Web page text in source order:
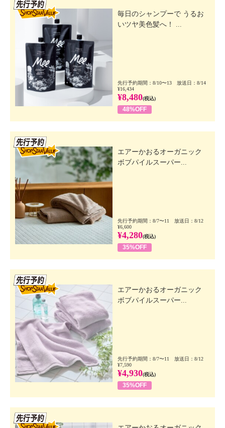
毎日のシャンプーで うるお
いツヤ美色髪へ！ ...
先行予約期間：8/10〜13 放送日：8/14
¥16,434
¥8,480(税込)
48%OFF
エアーかおるオーガニック
ボブパイルスーパー...
先行予約期間：8/7〜11 放送日：8/12
¥6,600
¥4,280(税込)
35%OFF
エアーかおるオーガニック
ボブパイルスーパー...
先行予約期間：8/7〜11 放送日：8/12
¥7,590
¥4,930(税込)
35%OFF